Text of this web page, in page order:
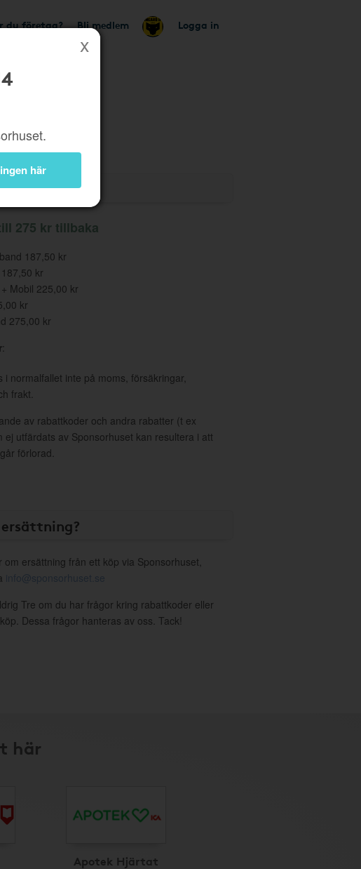
du företag? Bli medlem Logga in
här
275 kr tillbaka
187,50 kr
kr
Mobil 225,00 kr
kr
275,00 kr
:
i normalfallet inte på moms, försäkringar,
frakt.
av rabattkoder och andra rabatter (t ex
ej utfärdats av Sponsorhuset kan resultera i att
förlorad.
om ersättning från ett köp via Sponsorhuset,
info@sponsorhuset.se
Tre om du har frågor kring rabattkoder eller
Dessa frågor hanteras av oss. Tack!
här
Apotek Hjärtat